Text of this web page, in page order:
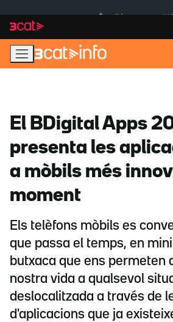
navegació
principal
contingut
El BDigital Apps
presenta les
a mòbils més
moment
Els telèfons mòbils es
que passa el temps, en
butxaca que ens permeten
nostra vida a qualsevol
deslocalitzada a través de
d'aplicacions que ja